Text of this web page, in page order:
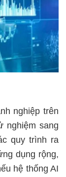
nghiệp trên
nghiệm sang
quy trình ra
dụng rộng,
hệ thống AI